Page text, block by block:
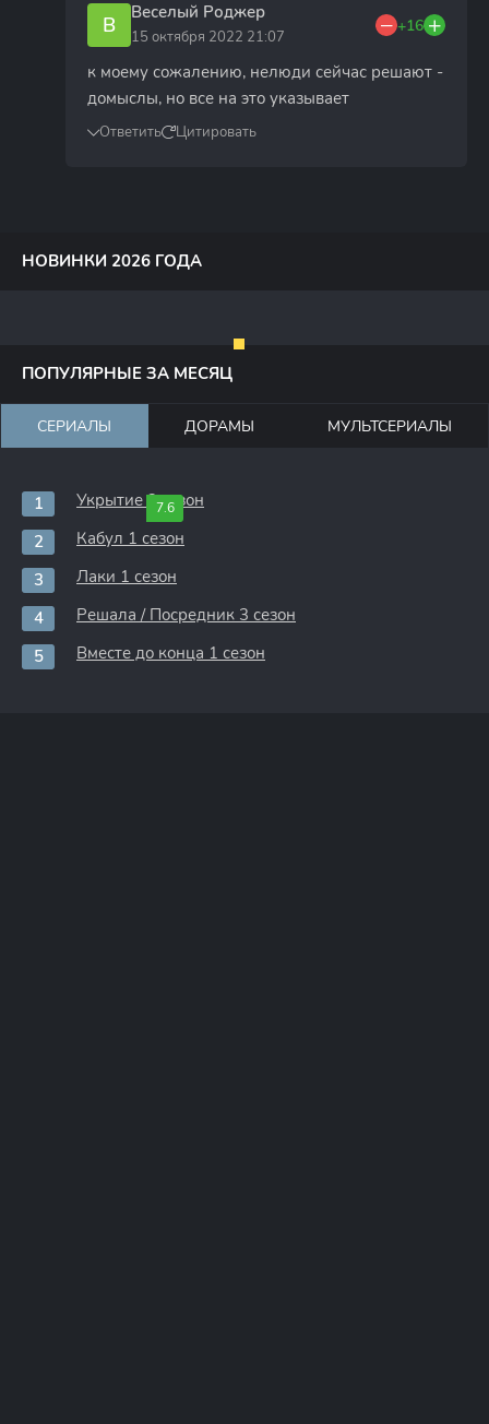
В Веселый Роджер
15 октября 2022 21:07
+16
к моему сожалению, нелюди сейчас решают -
домыслы, но все на это указывает
Ответить Цитировать
НОВИНКИ 2026 ГОДА
ПОПУЛЯРНЫЕ ЗА МЕСЯЦ
СЕРИАЛЫ ДОРАМЫ МУЛЬТСЕРИАЛЫ
7.6
Укрытие 3 сезон
Кабул 1 сезон
Лаки 1 сезон
Решала / Посредник 3 сезон
Вместе до конца 1 сезон